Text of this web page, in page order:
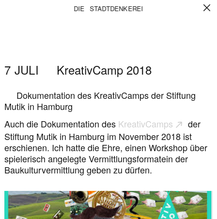
DIE STADTDENKEREI
KREATIVCAMP
KreativCamp 2018
7 JULI
Dokumentation des KreativCamps der Stiftung
Mutik in Hamburg
Auch die Dokumentation des KreativCamps
der
Stiftung Mutik in Hamburg im November 2018 ist
erschienen. Ich hatte die Ehre, einen Workshop über
spielerisch angelegte Vermittlungsformatein der
Baukulturvermittlung geben zu dürfen.